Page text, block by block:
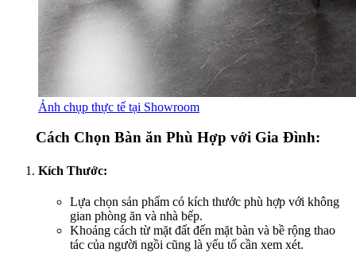
Ảnh chụp thực tế tại Showroom
Cách Chọn Bàn ăn Phù Hợp với Gia Đình:
Kích Thước:
Lựa chọn sản phẩm có kích thước phù hợp với không
gian phòng ăn và nhà bếp.
Khoảng cách từ mặt đất đến mặt bàn và bề rộng thao
tác của người ngồi cũng là yếu tố cần xem xét.